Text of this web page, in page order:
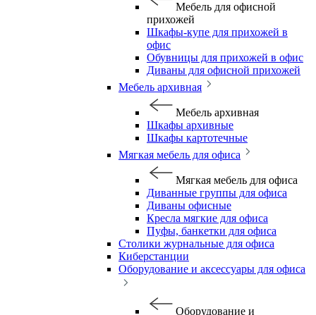
Мебель для офисной
прихожей
Шкафы-купе для прихожей в
офис
Обувницы для прихожей в офис
Диваны для офисной прихожей
Мебель архивная
Мебель архивная
Шкафы архивные
Шкафы картотечные
Мягкая мебель для офиса
Мягкая мебель для офиса
Диванные группы для офиса
Диваны офисные
Кресла мягкие для офиса
Пуфы, банкетки для офиса
Столики журнальные для офиса
Киберстанции
Оборудование и аксессуары для офиса
Оборудование и